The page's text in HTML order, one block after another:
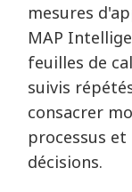
mesures
MAP
feuilles de
suivis
consacrer
processus
décisions.